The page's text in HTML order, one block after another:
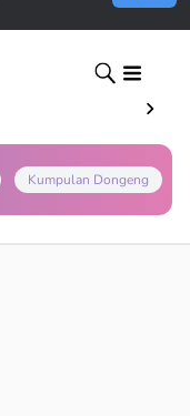
Kumpulan Dongeng